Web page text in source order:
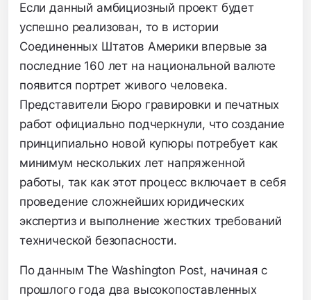
Если данный амбициозный проект будет
успешно реализован, то в истории
Соединенных Штатов Америки впервые за
последние 160 лет на национальной валюте
появится портрет живого человека.
Представители Бюро гравировки и печатных
работ официально подчеркнули, что создание
принципиально новой купюры потребует как
минимум нескольких лет напряженной
работы, так как этот процесс включает в себя
проведение сложнейших юридических
экспертиз и выполнение жестких требований
технической безопасности.
По данным The Washington Post, начиная с
прошлого года два высокопоставленных